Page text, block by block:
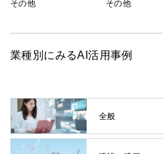
その他 その他
業種別にみるAI活用事例
全般